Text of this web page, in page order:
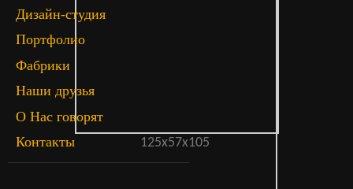
Дизайн-студия
Портфолио
Фабрики
Наши друзья
О Нас говорят
Контакты
125х57х105